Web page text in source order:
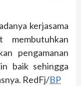
kerjasama
membutuhkan
pengamanan
baik sehingga
RedFj/BP